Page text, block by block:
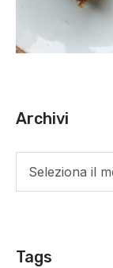
Archivi
Tags